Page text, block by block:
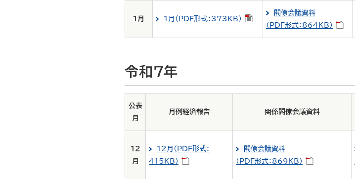
1月 1月（PDF形式：373KB）
閣僚会議資料
（PDF形式：864KB）
令和7年
公表
月
月例経済報告 関係閣僚会議資料
12
月
12月（PDF形式：
415KB）
閣僚会議資料
（PDF形式：869KB）